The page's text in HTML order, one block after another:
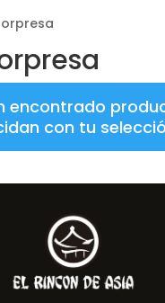
encontrado
con tu